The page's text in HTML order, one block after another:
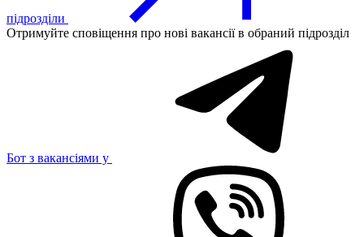
підрозділи
Отримуйте сповіщення про нові вакансії в обраний підрозділ
Бот з вакансіями у